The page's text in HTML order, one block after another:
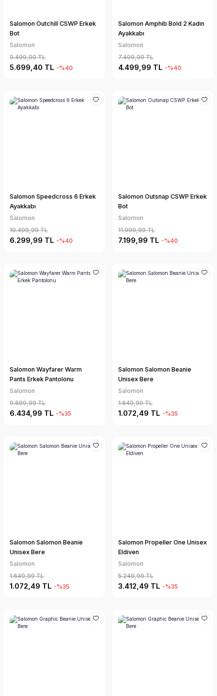
Salomon Outchill CSWP Erkek
Bot
Salomon
9.499,00 TL
5.699,40 TL -%40
Salomon Amphib Bold 2 Kadın
Ayakkabı
Salomon
7.499,99 TL
4.499,99 TL -%40
Salomon Speedcross 6 Erkek
Ayakkabı
Salomon
10.499,99 TL
6.299,99 TL -%40
Salomon Outsnap CSWP Erkek
Bot
Salomon
11.999,99 TL
7.199,99 TL -%40
Salomon Wayfarer Warm
Pants Erkek Pantolonu
Salomon
9.899,99 TL
6.434,99 TL -%35
Salomon Salomon Beanie
Unisex Bere
Salomon
1.649,99 TL
1.072,49 TL -%35
Salomon Salomon Beanie
Unisex Bere
Salomon
1.649,99 TL
1.072,49 TL -%35
Salomon Propeller One Unisex
Eldiven
Salomon
5.249,99 TL
3.412,49 TL -%35